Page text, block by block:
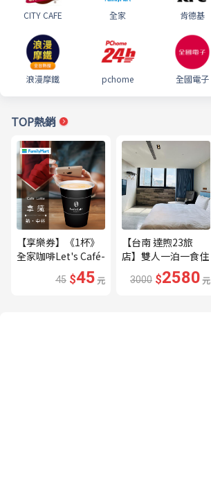
CITY CAFE 全家 肯德基
浪漫摩鐵 pchome 全國電子
TOP熱銷
【享樂券】《1杯》
全家咖啡Let's Café-
45 $45元
【台南 達煦23旅
店】雙人一泊一食住
宿券---🔥近海安路
商圈🔥
3000 $2580元